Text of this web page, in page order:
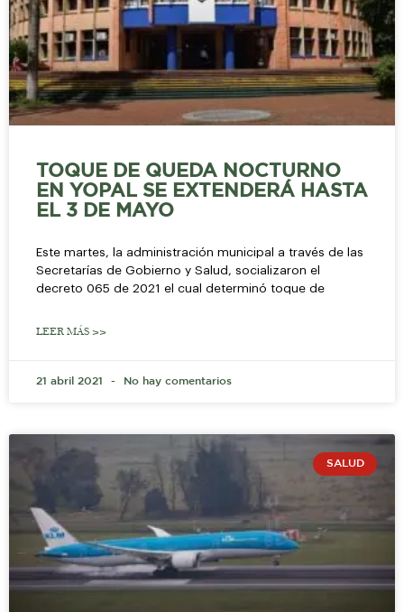
TOQUE DE QUEDA NOCTURNO
EN YOPAL SE EXTENDERÁ HASTA
EL 3 DE MAYO
Este martes, la administración municipal a través de las
Secretarías de Gobierno y Salud, socializaron el
decreto 065 de 2021 el cual determinó toque de
LEER MÁS >>
21 abril 2021 No hay comentarios
SALUD